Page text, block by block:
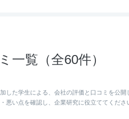
一覧（全60件）
した学生による、会社の評価と口コミを公
い点を確認し、企業研究に役立ててくださ